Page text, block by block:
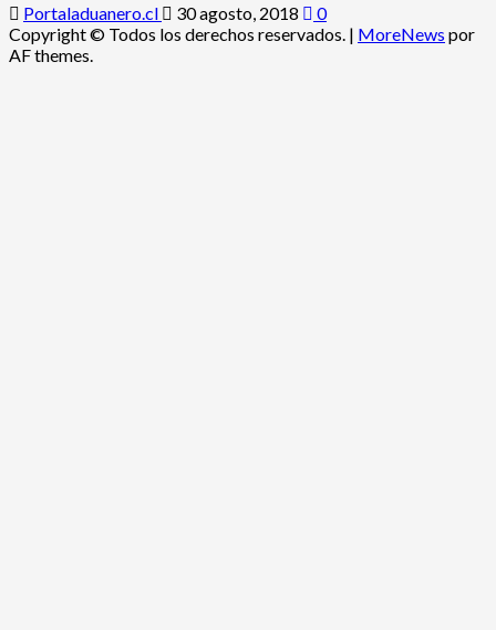
Portaladuanero.cl 30 agosto, 2018
0
Copyright © Todos los derechos reservados. | MoreNews por
AF themes.